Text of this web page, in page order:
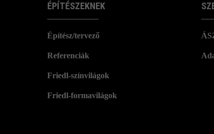
ÉPÍTÉSZEKNEK
Építész/tervező
Referenciák
Friedl-színvilágok
Friedl-formavilágok